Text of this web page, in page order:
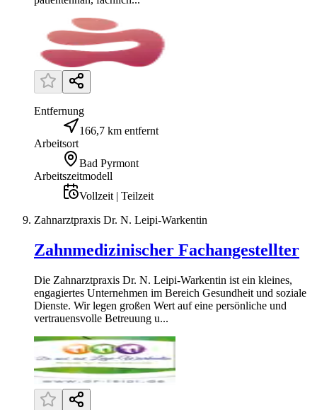
Entfernung
166,7 km entfernt
Arbeitsort
Bad Pyrmont
Arbeitszeitmodell
Vollzeit | Teilzeit
Zahnarztpraxis Dr. N. Leipi-Warkentin
Zahnmedizinischer Fachangestellter
Die Zahnarztpraxis Dr. N. Leipi-Warkentin ist ein kleines,
engagiertes Unternehmen im Bereich Gesundheit und soziale
Dienste. Wir legen großen Wert auf eine persönliche und
vertrauensvolle Betreuung u...